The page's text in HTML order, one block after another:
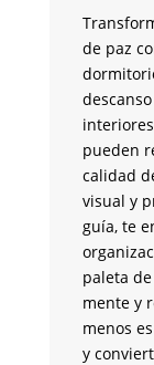
de paz
pueden
calidad
visual y
guía, te
paleta
mente y
menos
y